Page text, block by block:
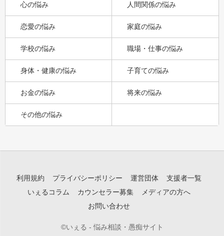
心の悩み 人間関係の悩み
恋愛の悩み 家庭の悩み
学校の悩み 職場・仕事の悩み
身体・健康の悩み 子育ての悩み
お金の悩み 将来の悩み
その他の悩み
利用規約 プライバシーポリシー 運営団体
支援者一覧
いぇるコラム
カウンセラー募集
メディアの方へ
お問い合わせ
©いぇる - 悩み相談・愚痴サイト